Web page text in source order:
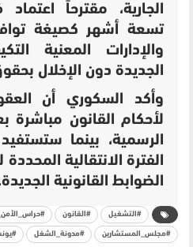
الجارية، مقترحاً
تسعة أشهر كصيغة
والإدارات المعنية
الجديدة دون الإخلال
وأكد السكوري أن
لأحكام القانون مباشرة
الرسمية، بينما
الفترة الانتقالية
الضوابط القانونية
#التشغيل #القانون
#مجلس_المستشارين #مدونة_الشغل